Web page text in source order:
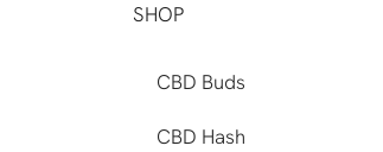
SHOP
CBD Buds
CBD Hash